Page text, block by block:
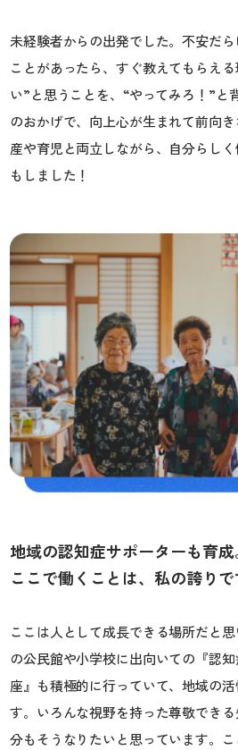
未経験者からの出発でした。不安だ
ことがあったら、すぐ教えてもらえ
い”と思うことを、“やってみろ！”と
のおかげで、向上心が生まれて前向
産や育児と両立しながら、自分らし
もしました！
地域の認知症サポーターも育成
ここで働くことは、私の誇りで
ここは人として成長できる場所だと
の公民館や小学校に出向いての『認
座』も積極的に行っていて、地域の
す。いろんな視野を持った尊敬でき
分もそうなりたいと思っています。